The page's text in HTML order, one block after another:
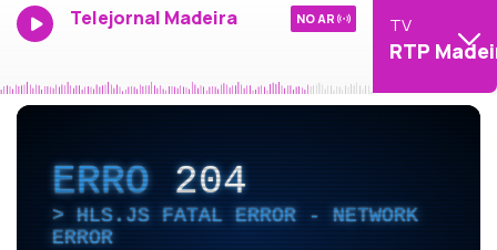
Telejornal Madeira NO AR TV
RTP
ERRO204
HLS.JS FATAL ERROR - NETWORK
ERROR